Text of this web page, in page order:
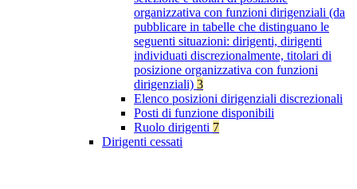
organizzativa con funzioni dirigenziali (da
pubblicare in tabelle che distinguano le
seguenti situazioni: dirigenti, dirigenti
individuati discrezionalmente, titolari di
posizione organizzativa con funzioni
dirigenziali) 3
Elenco posizioni dirigenziali discrezionali
Posti di funzione disponibili
Ruolo dirigenti 7
Dirigenti cessati